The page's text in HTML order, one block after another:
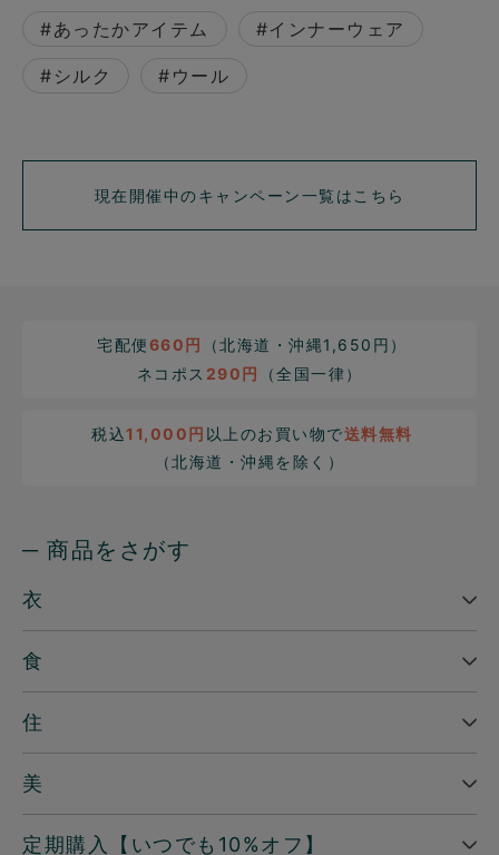
#あったかアイテム #インナーウェア
#シルク #ウール
現在開催中のキャンペーン一覧はこちら
宅配便660円
（北海道・沖縄1,650円）
ネコポス 290円 （全国一律）
税込11,000円 以上のお買い物で送料無料
（北海道・沖縄を除く）
─ 商品をさがす
衣
食
住
美
定期購入【いつでも10%オフ】